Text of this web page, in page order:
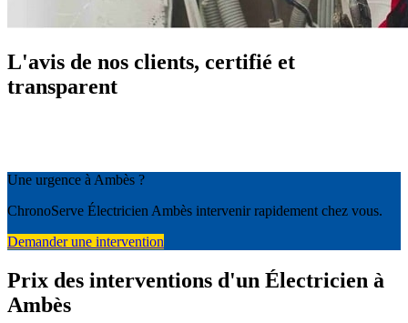
L'avis de nos clients, certifié et
transparent
Une urgence à Ambès ?
ChronoServe Électricien Ambès intervenir rapidement chez vous.
Demander une intervention
Prix des interventions d'un Électricien à
Ambès